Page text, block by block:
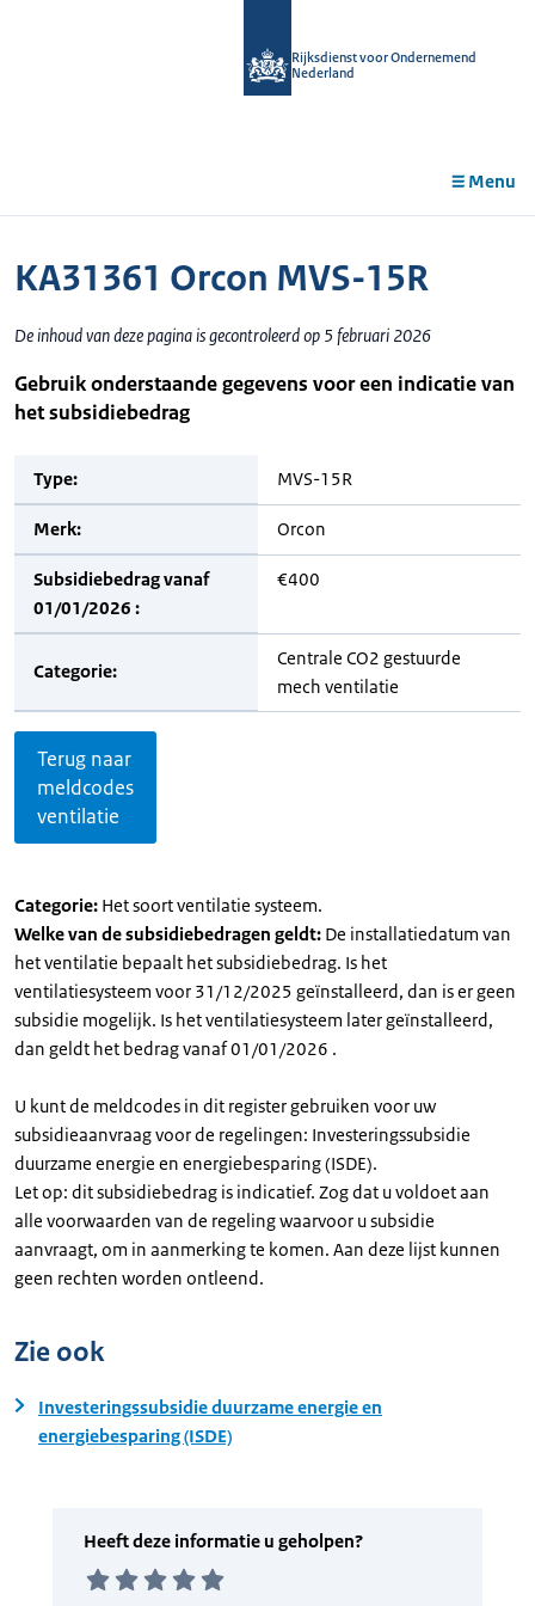
Rijksdienst voor Ondernemend
Nederland
Menu
KA31361 Orcon MVS-15R
De inhoud van deze pagina is gecontroleerd op 5 februari 2026
Gebruik onderstaande gegevens voor een indicatie van
het subsidiebedrag
Type: MVS-15R
Merk: Orcon
Subsidiebedrag vanaf
01/01/2026 :
€400
Categorie:
Centrale CO2 gestuurde
mech ventilatie
Terug naar
meldcodes
ventilatie
Categorie: Het soort ventilatie systeem.
Welke van de subsidiebedragen geldt: De installatiedatum van
het ventilatie bepaalt het subsidiebedrag. Is het
ventilatiesysteem voor 31/12/2025 geïnstalleerd, dan is er geen
subsidie mogelijk. Is het ventilatiesysteem later geïnstalleerd,
dan geldt het bedrag vanaf 01/01/2026 .
U kunt de meldcodes in dit register gebruiken voor uw
subsidieaanvraag voor de regelingen: Investeringssubsidie
duurzame energie en energiebesparing (ISDE).
Let op: dit subsidiebedrag is indicatief. Zog dat u voldoet aan
alle voorwaarden van de regeling waarvoor u subsidie
aanvraagt, om in aanmerking te komen. Aan deze lijst kunnen
geen rechten worden ontleend.
Zie ook
Investeringssubsidie duurzame energie en
energiebesparing (ISDE)